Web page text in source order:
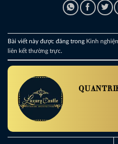
Bài viết này được đăng trong Kinh
liên kết thường trực.